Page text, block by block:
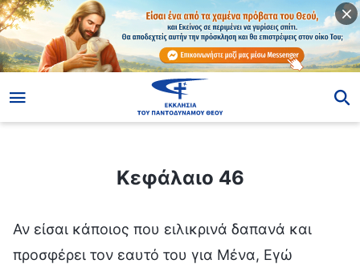
Κεφάλαιο 46
Αν είσαι κάποιος που ειλικρινά δαπανά και
προσφέρει τον εαυτό του για Μένα, Εγώ